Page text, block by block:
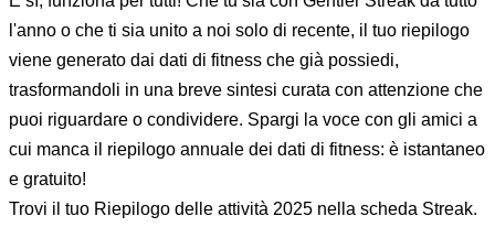
l'anno o che ti sia unito a noi solo di recente, il tuo riepilogo
viene generato dai dati di fitness che già possiedi,
trasformandoli in una breve sintesi curata con attenzione che
puoi riguardare o condividere. Spargi la voce con gli amici a
cui manca il riepilogo annuale dei dati di fitness: è istantaneo
e gratuito!
Trovi il tuo Riepilogo delle attività 2025 nella scheda Streak.